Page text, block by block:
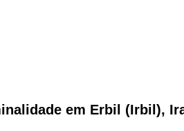
em Erbil (Irbil),